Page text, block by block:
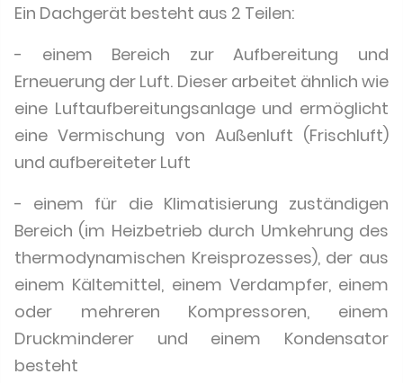
Ein Dachgerät besteht aus 2 Teilen:
- einem Bereich zur Aufbereitung und
Erneuerung der Luft. Dieser arbeitet ähnlich wie
eine Luftaufbereitungsanlage und ermöglicht
eine Vermischung von Außenluft (Frischluft)
und aufbereiteter Luft
- einem für die Klimatisierung zuständigen
Bereich (im Heizbetrieb durch Umkehrung des
thermodynamischen Kreisprozesses), der aus
einem Kältemittel, einem Verdampfer, einem
oder mehreren Kompressoren, einem
Druckminderer und einem Kondensator
besteht